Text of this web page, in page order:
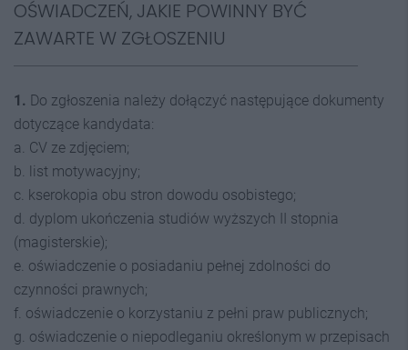
OŚWIADCZEŃ, JAKIE POWINNY BYĆ
ZAWARTE W ZGŁOSZENIU
1. Do zgłoszenia należy dołączyć następujące dokumenty
dotyczące kandydata:
a. CV ze zdjęciem;
b. list motywacyjny;
c. kserokopia obu stron dowodu osobistego;
d. dyplom ukończenia studiów wyższych II stopnia
(magisterskie);
e. oświadczenie o posiadaniu pełnej zdolności do
czynności prawnych;
f. oświadczenie o korzystaniu z pełni praw publicznych;
g. oświadczenie o niepodleganiu określonym w przepisach